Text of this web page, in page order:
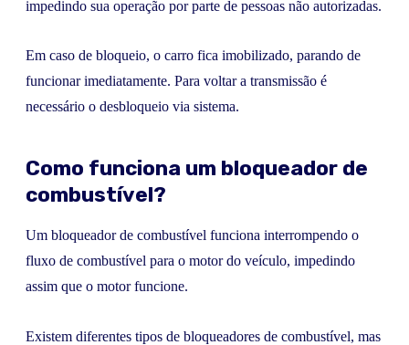
impedindo sua operação por parte de pessoas não autorizadas.
Em caso de bloqueio, o carro fica imobilizado, parando de
funcionar imediatamente. Para voltar a transmissão é
necessário o desbloqueio via sistema.
Como funciona um bloqueador de
combustível?
Um bloqueador de combustível funciona interrompendo o
fluxo de combustível para o motor do veículo, impedindo
assim que o motor funcione.
Existem diferentes tipos de bloqueadores de combustível, mas